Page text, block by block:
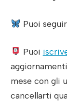
Puoi
Puoi
mese con gli
cancellarti